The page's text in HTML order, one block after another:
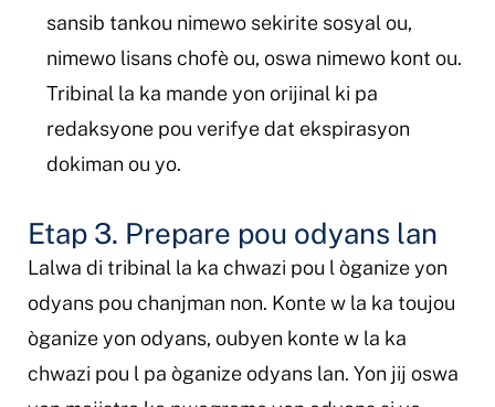
sansib tankou nimewo sekirite sosyal ou,
nimewo lisans chofè ou, oswa nimewo kont ou.
Tribinal la ka mande yon orijinal ki pa
redaksyone pou verifye dat ekspirasyon
dokiman ou yo.
Etap 3. Prepare pou odyans lan
Lalwa di tribinal la ka chwazi pou l òganize yon
odyans pou chanjman non. Konte w la ka toujou
òganize yon odyans, oubyen konte w la ka
chwazi pou l pa òganize odyans lan. Yon jij oswa